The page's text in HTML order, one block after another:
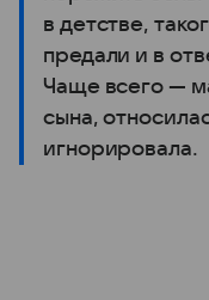
в детстве,
предали и в
Чаще всего —
сына,
игнорировала.